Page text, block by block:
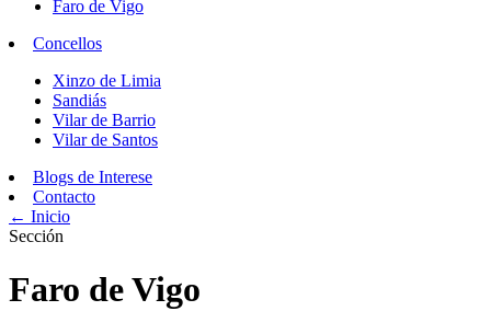
Faro de Vigo
Concellos
Xinzo de Limia
Sandiás
Vilar de Barrio
Vilar de Santos
Blogs de Interese
Contacto
← Inicio
Sección
Faro de Vigo